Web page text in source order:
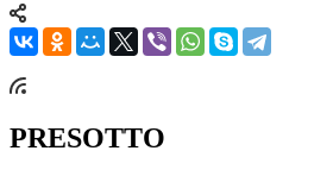
PRESOTTO